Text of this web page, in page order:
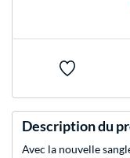
Description du
Avec la nouvelle